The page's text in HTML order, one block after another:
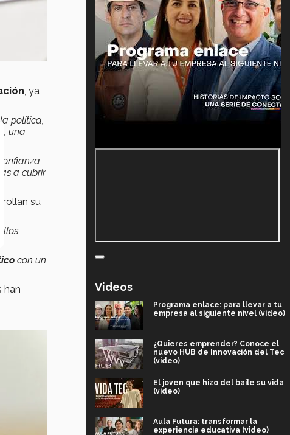
, ya
política,
, una
a cubrir
su
con un
han
Videos
Programa enlace: para llevar a tu
empresa al siguiente nivel (video)
¿Quieres emprender? Conoce el
nuevo HUB de Innovación del Tec
(video)
El joven que hizo del baile su vida
(video)
Aula Futura: transformar la
experiencia educativa (video)